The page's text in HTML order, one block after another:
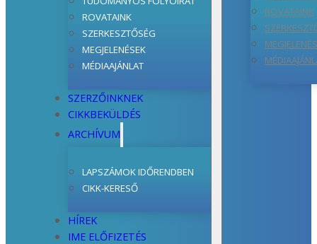
ROVATAINK
SZERKESZTŐSÉG
MEGJELENÉSEK
MÉDIAAJÁNLAT
SZERZŐINKNEK
CIKKBEKÜLDÉS
ARCHÍVUM
LAPSZÁMOK IDŐRENDBEN
CIKK-KERESŐ
HÍREK
IME ELŐFIZETÉS
ROVATAINK